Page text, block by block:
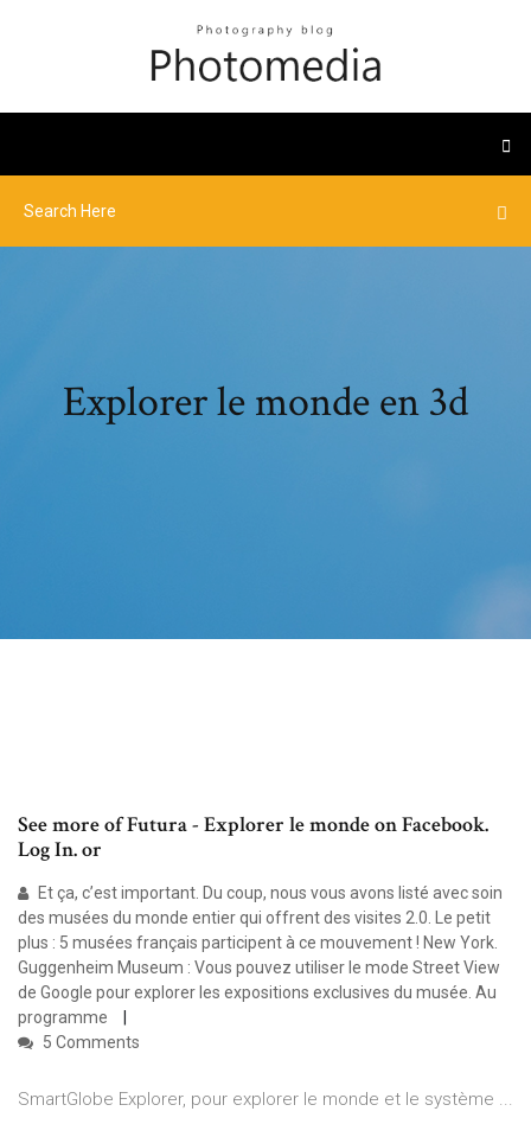
Explorer le monde en 3d
See more of Futura - Explorer le monde on Facebook.
Log In. or
Et ça, c’est important. Du coup, nous vous avons listé avec soin
des musées du monde entier qui offrent des visites 2.0. Le petit
plus : 5 musées français participent à ce mouvement ! New York.
Guggenheim Museum : Vous pouvez utiliser le mode Street View
de Google pour explorer les expositions exclusives du musée. Au
programme
5 Comments
SmartGlobe Explorer, pour explorer le monde et le système ...